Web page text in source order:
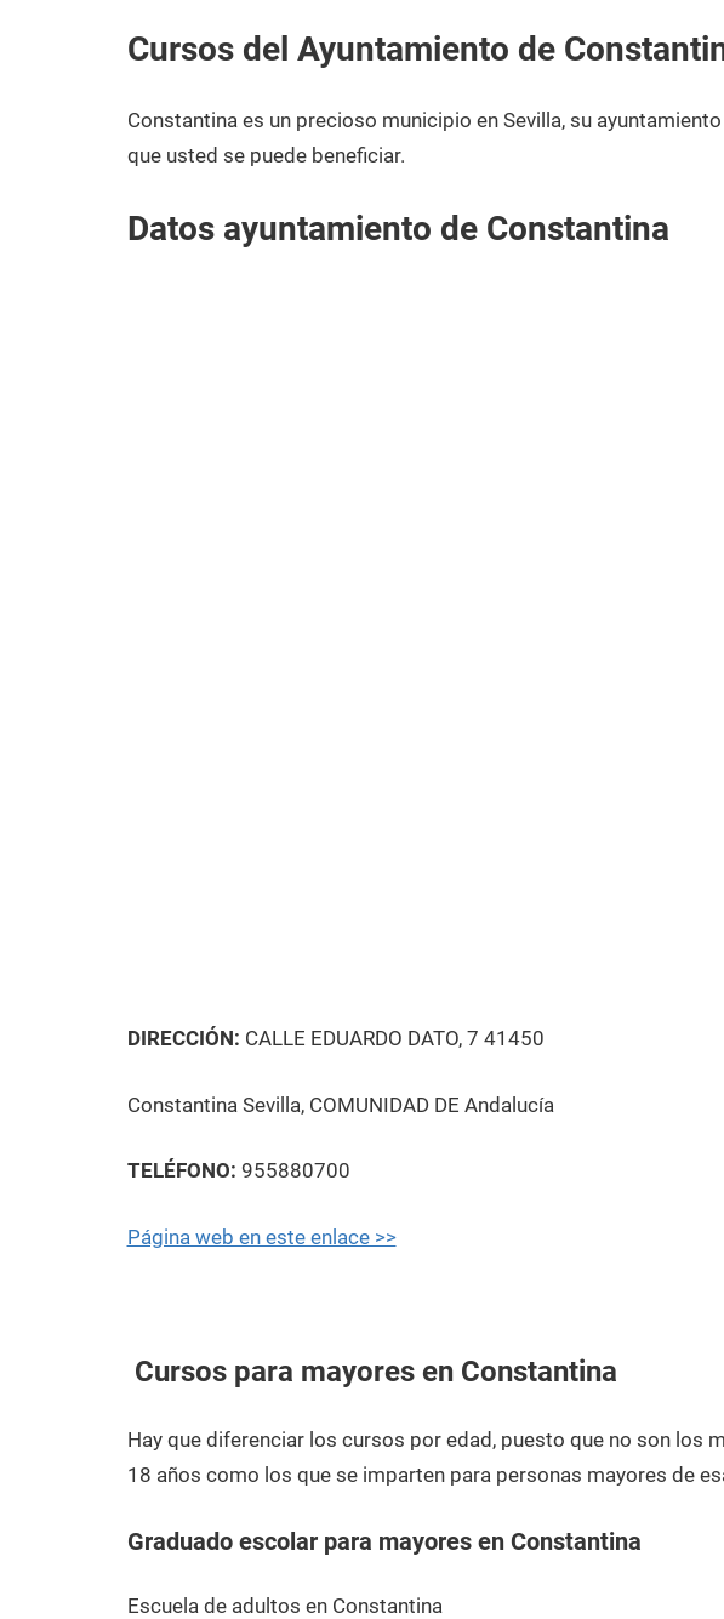
Cursos del Ayuntamiento de
Constantina es un precioso municipio en Sevilla, su
que usted se puede beneficiar.
Datos ayuntamiento de Constantina
DIRECCIÓN: CALLE EDUARDO DATO, 7 41450
Constantina Sevilla, COMUNIDAD DE Andalucía
TELÉFONO: 955880700
Página web en este enlace >>
Cursos para mayores en Constantina
Hay que diferenciar los cursos por edad, puesto que no son los
18 años como los que se imparten para personas mayores de
Graduado escolar para mayores en Constantina
Escuela de adultos en Constantina